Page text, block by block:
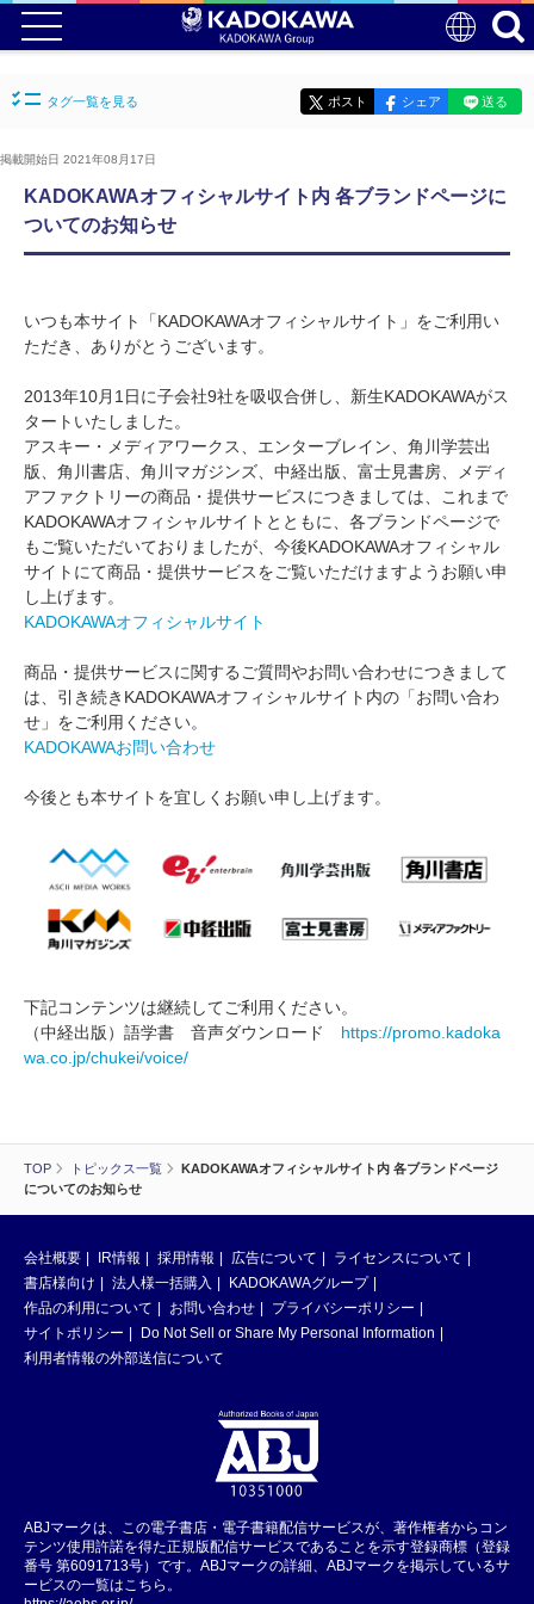
TOP トピックス一覧
KADOKAWAオフィシャルサイト内 各ブランドページ
についてのお知らせ
タグ一覧を見る ポスト シェア 送る
掲載開始日 2021年08月17日
KADOKAWAオフィシャルサイト内 各ブランドページに
ついてのお知らせ
いつも本サイト「KADOKAWAオフィシャルサイト」をご利用い
ただき、ありがとうございます。
2013年10月1日に子会社9社を吸収合併し、新生KADOKAWAがス
タートいたしました。
アスキー・メディアワークス、エンターブレイン、角川学芸出
版、角川書店、角川マガジンズ、中経出版、富士見書房、メディ
アファクトリーの商品・提供サービスにつきましては、これまで
KADOKAWAオフィシャルサイトとともに、各ブランドページで
もご覧いただいておりましたが、今後KADOKAWAオフィシャル
サイトにて商品・提供サービスをご覧いただけますようお願い申
し上げます。
KADOKAWAオフィシャルサイト
商品・提供サービスに関するご質問やお問い合わせにつきまして
は、引き続きKADOKAWAオフィシャルサイト内の「お問い合わ
せ」をご利用ください。
KADOKAWAお問い合わせ
今後とも本サイトを宜しくお願い申し上げます。
下記コンテンツは継続してご利用ください。
（中経出版）語学書 音声ダウンロード https://promo.kadoka
wa.co.jp/chukei/voice/
会社概要 IR情報 採用情報 広告について
ライセンスについて
書店様向け
法人様一括購入
KADOKAWAグループ
作品の利用について
お問い合わせ
プライバシーポリシー
サイトポリシー
Do Not Sell or Share My Personal Information
利用者情報の外部送信について
ABJマークは、この電子書店・電子書籍配信サービスが、著作権者からコン
テンツ使用許諾を得た正規版配信サービスであることを示す登録商標（登録
番号 第6091713号）です。ABJマークの詳細、ABJマークを掲示しているサ
ービスの一覧はこちら。